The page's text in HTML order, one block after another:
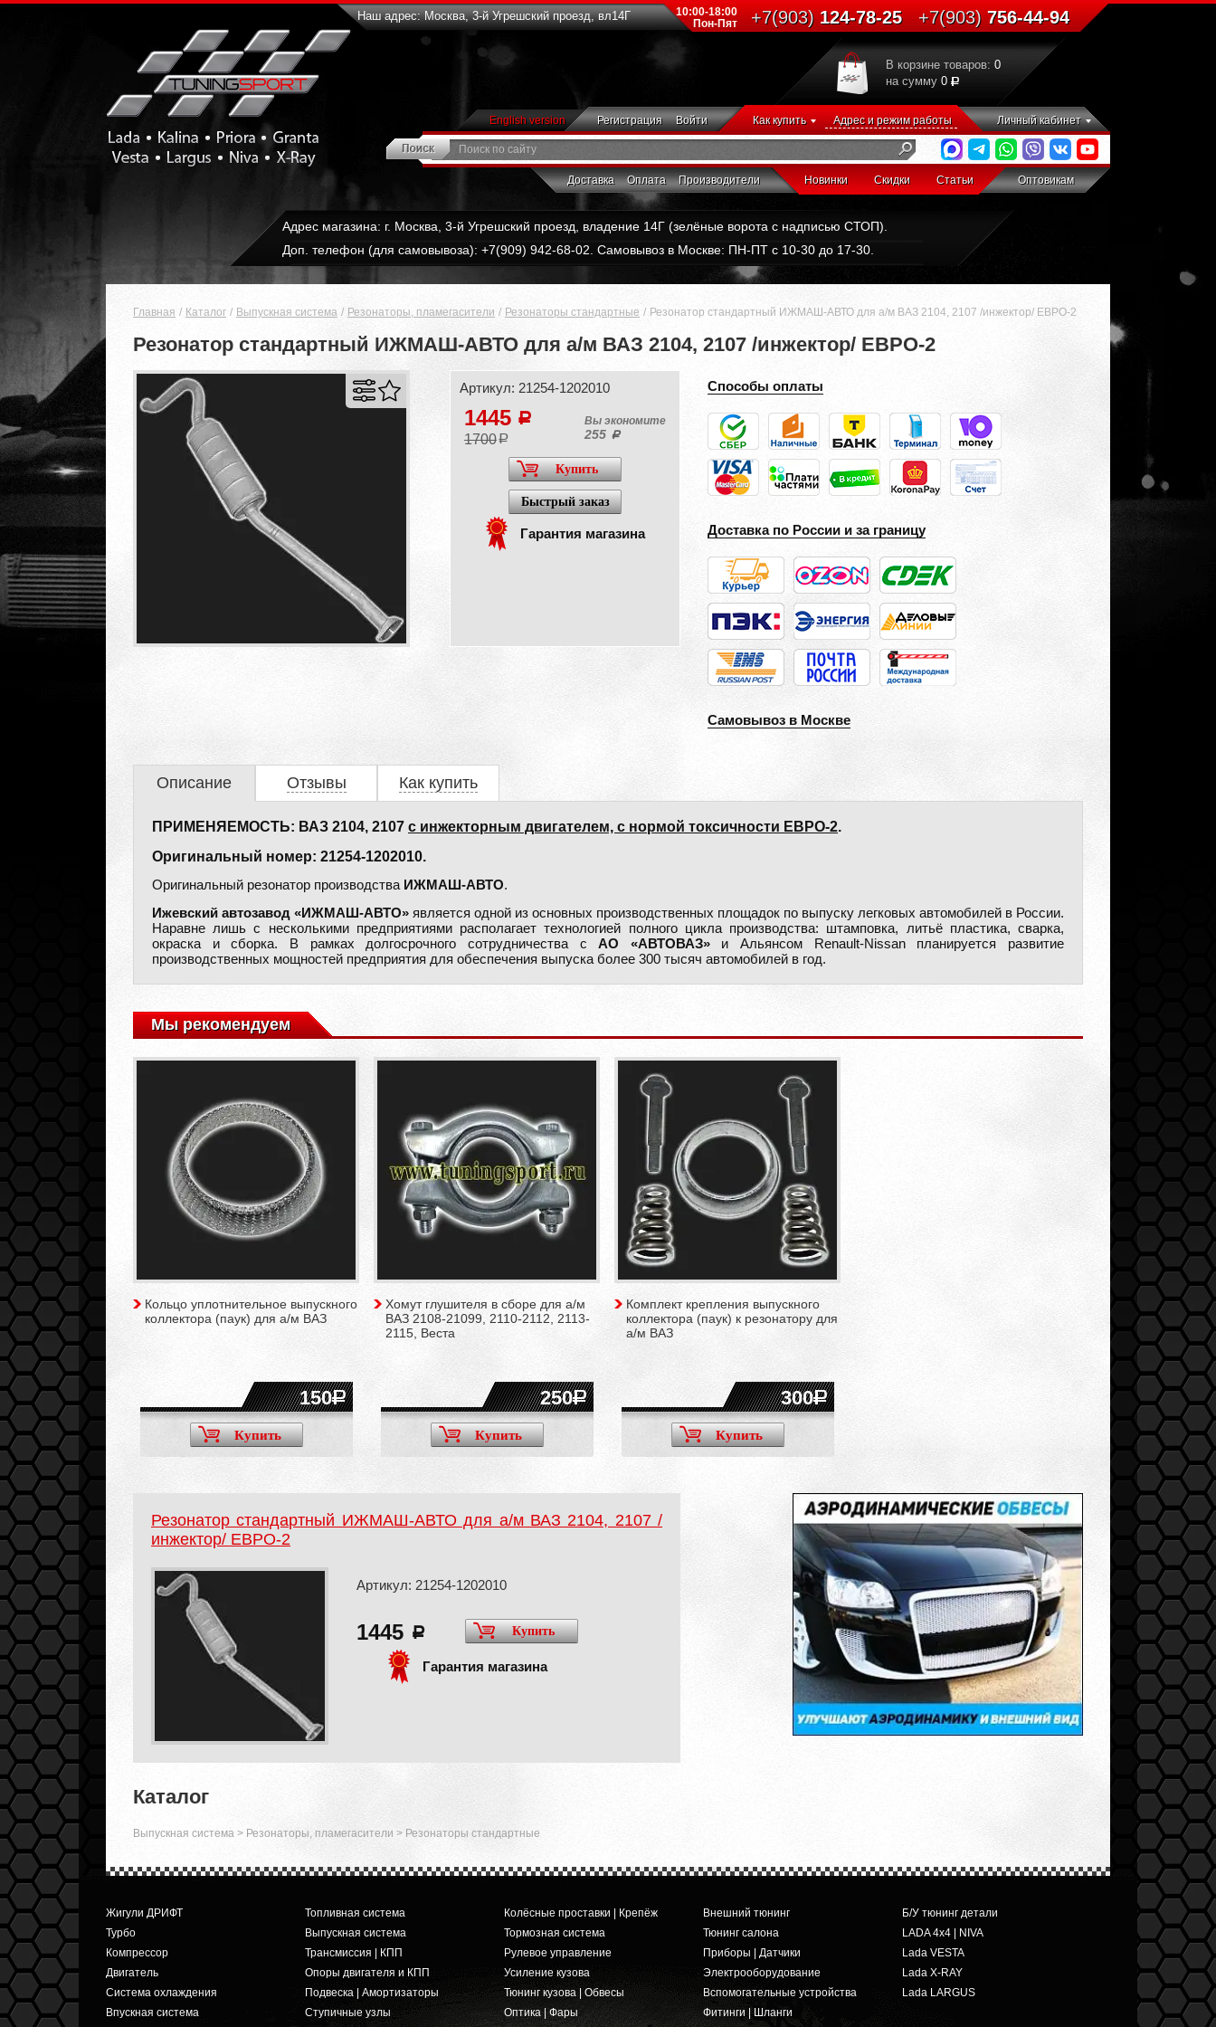
Наш адрес: Москва, 3-й Угрешский проезд, вл14Г
10:00-18:00
Пон-Пят
+7(903)124-78-25 +7(903)756-44-94
В корзине товаров: 0
на сумму 0
English version Регистрация Войти Как купить Адрес и режим работы Личный кабинет
Доставка Оплата Производители Новинки Скидки Статьи Оптовикам
Адрес магазина: г. Москва, 3-й Угрешский проезд, владение 14Г (зелёные ворота с надписью СТОП).
Доп. телефон (для самовывоза): +7(909) 942-68-02. Самовывоз в Москве: ПН-ПТ с 10-30 до 17-30.
Главная Каталог Выпускная система Резонаторы, пламегасители Резонаторы стандартные Резонатор стандартный ИЖМАШ-АВТО для а/м ВАЗ 2104, 2107 /инжектор/ ЕВРО-2
Резонатор стандартный ИЖМАШ-АВТО для а/м ВАЗ 2104, 2107 /инжектор/ ЕВРО-2
Артикул: 21254-1202010
Вы экономите
255 a
1445 a
1700a
Купить
Быстрый заказ
Гарантия магазина
Способы оплаты
Доставка по России и за границу
Самовывоз в Москве
Описание Отзывы Как купить
ПРИМЕНЯЕМОСТЬ: ВАЗ 2104, 2107 с инжекторным двигателем, с нормой токсичности ЕВРО-2.
Оригинальный номер: 21254-1202010.
Оригинальный резонатор производства ИЖМАШ-АВТО.
Ижевский автозавод «ИЖМАШ-АВТО» является одной из основных производственных площадок по выпуску легковых автомобилей в России.
Наравне лишь с несколькими предприятиями располагает технологией полного цикла производства: штамповка, литьё пластика, сварка,
окраска и сборка. В рамках долгосрочного сотрудничества сАО «АВТОВАЗ»и Альянсом Renault-Nissan планируется развитие
производственных мощностей предприятия для обеспечения выпуска более 300 тысяч автомобилей в год.
Мы рекомендуем
Кольцо уплотнительное выпускного
коллектора (паук) для а/м ВАЗ
150
Купить
Хомут глушителя в сборе для а/м
ВАЗ 2108-21099, 2110-2112, 2113-
2115, Веста
250
Купить
Комплект крепления выпускного
коллектора (паук) к резонатору для
а/м ВАЗ
300
Купить
Резонатор стандартный ИЖМАШ-АВТО для а/м ВАЗ 2104, 2107 /
инжектор/ ЕВРО-2
Артикул: 21254-1202010
1445 a Купить
Гарантия магазина
Каталог
Выпускная система > Резонаторы, пламегасители > Резонаторы стандартные
Жигули ДРИФТ
Турбо
Компрессор
Двигатель
Система охлаждения
Впускная система
Топливная система
Выпускная система
Трансмиссия | КПП
Опоры двигателя и КПП
Подвеска | Амортизаторы
Ступичные узлы
Колёсные проставки | Крепёж
Тормозная система
Рулевое управление
Усиление кузова
Тюнинг кузова | Обвесы
Оптика | Фары
Внешний тюнинг
Тюнинг салона
Приборы | Датчики
Электрооборудование
Вспомогательные устройства
Фитинги | Шланги
Б/У тюнинг детали
LADA 4x4 | NIVA
Lada VESTA
Lada X-RAY
Lada LARGUS